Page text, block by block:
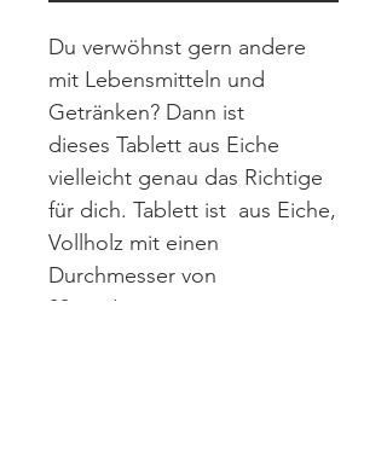
Du verwöhnst gern andere
mit Lebensmitteln und
Getränken? Dann ist
dieses Tablett aus Eiche
vielleicht genau das Richtige
für dich. Tablett ist aus Eiche,
Vollholz mit einen
Durchmesser von
30 cm !